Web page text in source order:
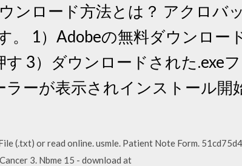
ンロード方法とは？ アクロバ
。 1）Adobeの無料ダウンロー
3）ダウンロードされた.exe
ーが表示されインストール開
(.txt) or read online. usmle. Patient Note Form.
3. Nbme 15 - download at